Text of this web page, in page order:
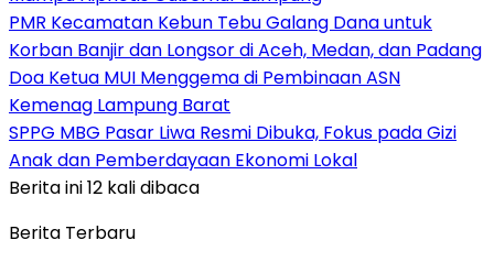
PMR Kecamatan Kebun Tebu Galang Dana untuk
Korban Banjir dan Longsor di Aceh, Medan, dan Padang
Doa Ketua MUI Menggema di Pembinaan ASN
Kemenag Lampung Barat
SPPG MBG Pasar Liwa Resmi Dibuka, Fokus pada Gizi
Anak dan Pemberdayaan Ekonomi Lokal
Berita ini 12 kali dibaca
Berita Terbaru